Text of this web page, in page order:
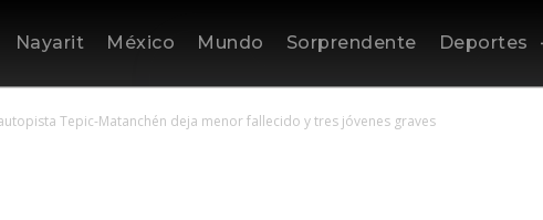
Nayarit México Mundo Sorprendente Deportes
Tepic-Matanchén deja menor fallecido y tres jóvenes graves